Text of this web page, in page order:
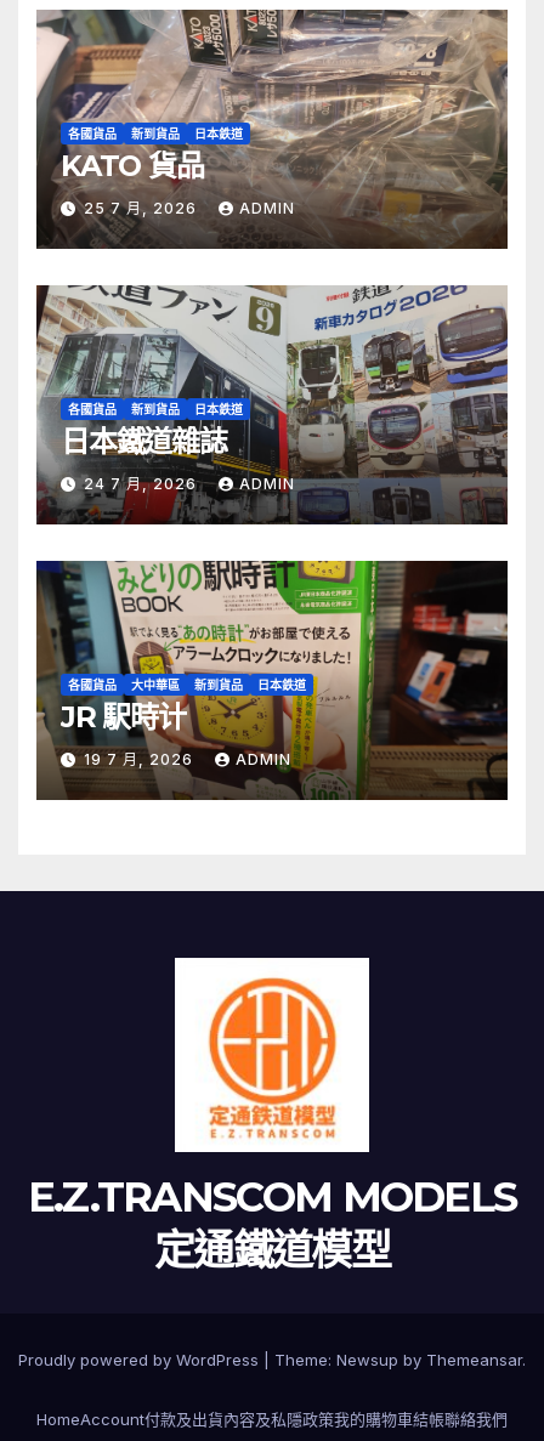
各國貨品 新到貨品 日本鉄道
KATO 貨品
25 7 月, 2026 ADMIN
各國貨品 新到貨品 日本鉄道
日本鐵道雜誌
24 7 月, 2026 ADMIN
各國貨品 大中華區 新到貨品 日本鉄道
JR 駅時计
19 7 月, 2026 ADMIN
E.Z.TRANSCOM MODELS
定通鐵道模型
Proudly powered by WordPress Theme: Newsup by Themeansar.
HomeAccount付款及出貨內容及私隱政策我的購物車結帳聯絡我們